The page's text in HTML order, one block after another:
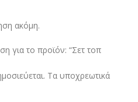
ακόμη.
για το προϊόν: “Σετ τοπ
Τα υποχρεωτικά